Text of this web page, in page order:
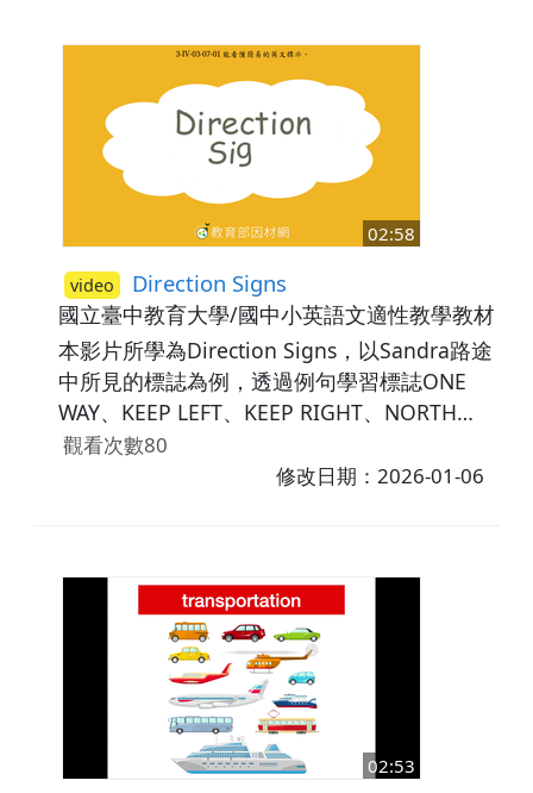
相關議題：安全。
02:58
video Direction Signs
國立臺中教育大學/國中小英語文適性教學教材研
本影片所學為Direction Signs，以Sandra路途
中所見的標誌為例，透過例句學習標誌ONE
WAY、KEEP LEFT、KEEP RIGHT、NORTH、
SOUTH、WEST、EAST代表的意涵。最後，藉
由練習題讓學生複習所學內容。影片中使用的
bicycle right.／Sandra rides east to Paul's
house.／The house of Sandra's cousin is
near the country hall. Sandra will turn
left.。相關議題：安全教育。
觀看次數80
修改日期：2026-01-06
02:53